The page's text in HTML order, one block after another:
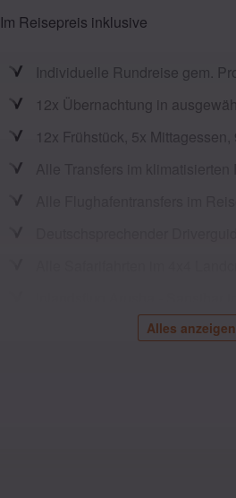
Im Reisepreis inklusive
Individuelle Rundreise gem.
12x Übernachtung in
12x Frühstück, 5x
1x Nachmittagssafari in der
Alles anzeigen